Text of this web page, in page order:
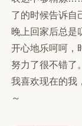
了的时候告诉自
晚上回家后总是
开心地乐呵呵，
努力了很不错了。
我喜欢现在的我
～